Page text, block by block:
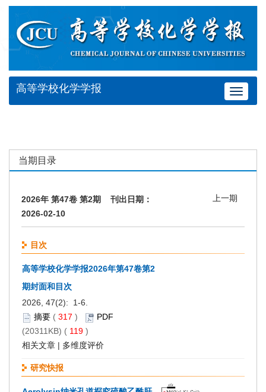
Toggle
高等学校化学学报
当期目录
2026年 第47卷 第2期 刊出日期：
2026-02-10
上一期
目次
高等学校化学学报2026年第47卷第2
期封面和目次
2026, 47(2): 1-6.
摘要 ( 317 )
PDF
(20311KB) ( 119 )
相关文章 | 多维度评价
研究快报